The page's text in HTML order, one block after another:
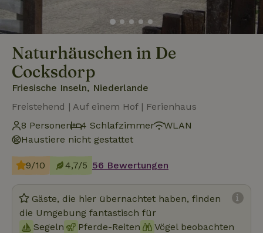
Naturhäuschen in De
Cocksdorp
Friesische Inseln, Niederlande
Freistehend | Auf einem Hof | Ferienhaus
8 Personen
4 Schlafzimmer
WLAN
Haustiere nicht gestattet
9/10 4,7/5 56 Bewertungen
Gäste, die hier übernachtet haben, finden
die Umgebung fantastisch für
Segeln
Pferde-Reiten
Vögel beobachten